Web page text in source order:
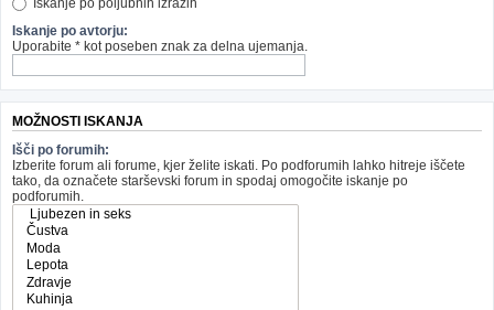
Iskanje po poljubnih izrazih
Iskanje po avtorju:
Uporabite * kot poseben znak za delna ujemanja.
MOŽNOSTI ISKANJA
Išči po forumih:
Izberite forum ali forume, kjer želite iskati. Po podforumih lahko hitreje iščete
tako, da označete starševski forum in spodaj omogočite iskanje po
podforumih.